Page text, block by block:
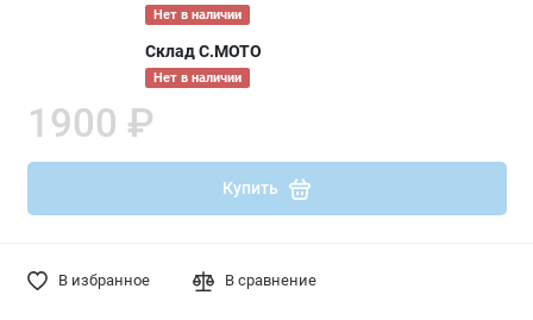
Нет в наличии
Склад С.МОТО
Нет в наличии
1900 ₽
Купить
В избранное В сравнение